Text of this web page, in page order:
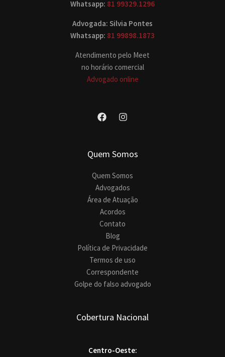
Whatsapp: 81 99329.1296
Advogada: Silvia Pontes
Whatsapp: 81 99898.1873
Atendimento pelo Meet
no horário comercial
Advogado online
Quem Somos
Quem Somos
Advogados
Área de Atuação
Acordos
Contato
Blog
Política de Privacidade
Termos de uso
Correspondente
Golpe do falso advogado
Cobertura Nacional
Centro-Oeste: